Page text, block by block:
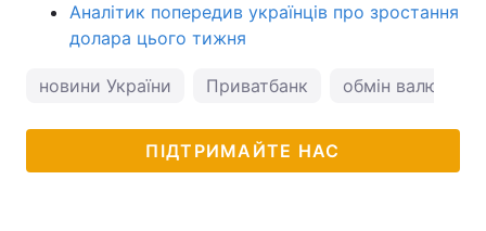
Аналітик попередив українців про зростання
долара цього тижня
новини України Приватбанк обмін валют
ПІДТРИМАЙТЕ НАС